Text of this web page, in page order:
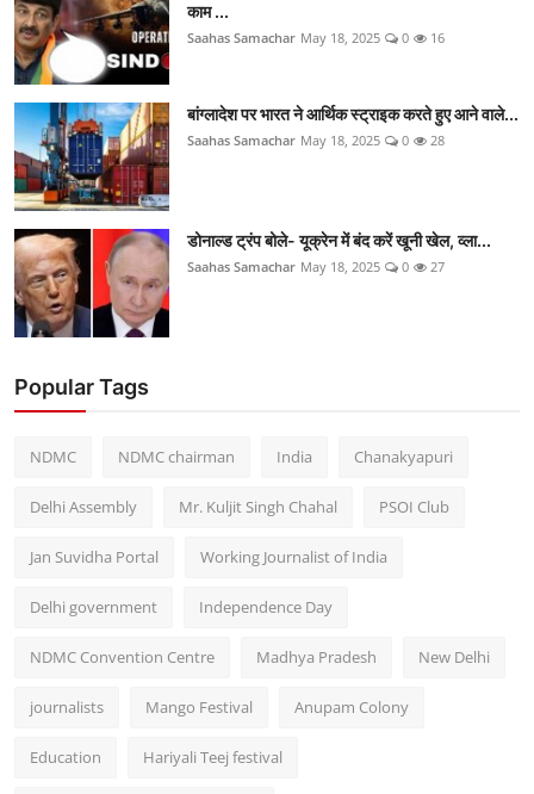
काम ...
Saahas Samachar May 18, 2025 0 16
बांग्लादेश पर भारत ने आर्थिक स्ट्राइक करते हुए आने वाले...
Saahas Samachar May 18, 2025 0 28
डोनाल्ड ट्रंप बोले- यूक्रेन में बंद करें खूनी खेल, व्ला...
Saahas Samachar May 18, 2025 0 27
Popular Tags
NDMC NDMC chairman India Chanakyapuri
Delhi Assembly Mr. Kuljit Singh Chahal PSOI Club
Jan Suvidha Portal Working Journalist of India
Delhi government Independence Day
NDMC Convention Centre Madhya Pradesh New Delhi
journalists Mango Festival Anupam Colony
Education Hariyali Teej festival